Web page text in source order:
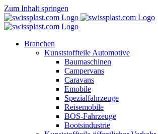
Zum Inhalt springen
Branchen
Kunststoffteile Automotive
Baumaschinen
Campervans
Caravans
Emobile
Spezialfahrzeuge
Reisemobile
BOS-Fahrzeuge
Bootsindustrie